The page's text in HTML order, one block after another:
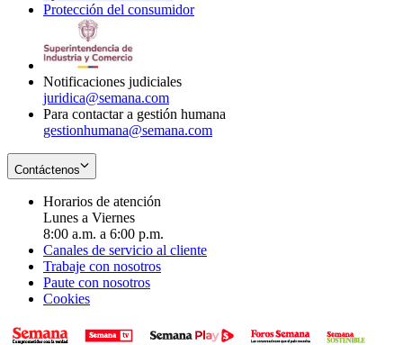
window
newin
Protección del consumidorOpens
Notificaciones judiciales
juridica@semana.com
Para contactar a gestión humana
gestionhumana@semana.com
Contáctenos
Horarios de atención
Lunes a Viernes
8:00 a.m. a 6:00 p.m.
Canales de servicio al cliente
Trabaje con nosotros
Paute con nosotros
Cookies